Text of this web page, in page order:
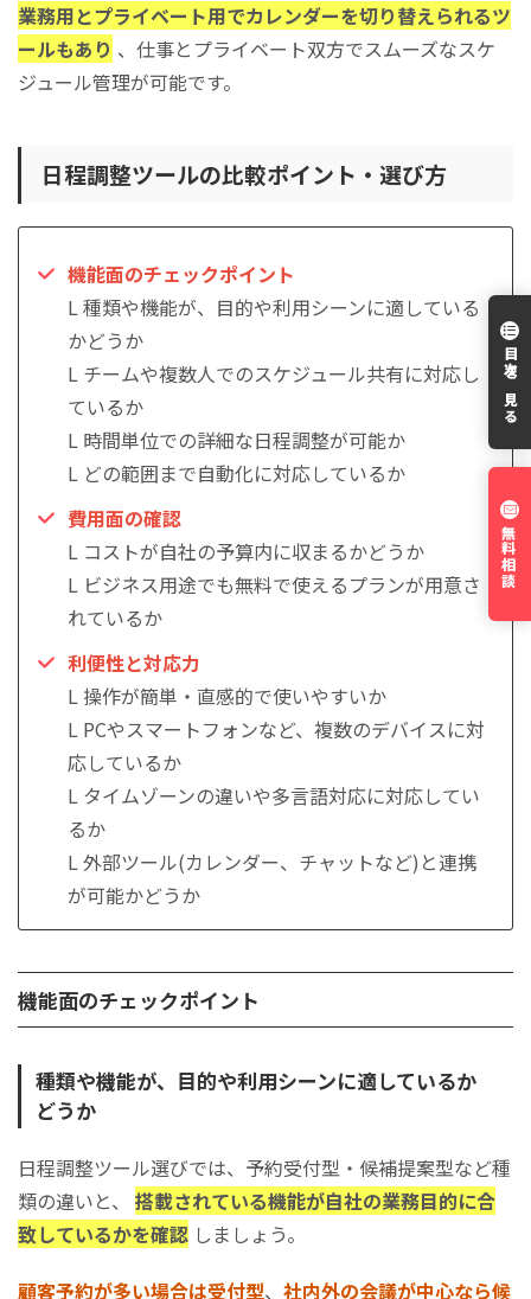
目次を見る
業務用とプライベート用でカレンダーを切り替えられるツ
ールもあり 、仕事とプライベート双方でスムーズなスケ
ジュール管理が可能です。
日程調整ツールの比較ポイント・選び方
機能面のチェックポイント
L 種類や機能が、目的や利用シーンに適している
かどうか
L チームや複数人でのスケジュール共有に対応し
ているか
L 時間単位での詳細な日程調整が可能か
L どの範囲まで自動化に対応しているか
費用面の確認
L コストが自社の予算内に収まるかどうか
L ビジネス用途でも無料で使えるプランが用意さ
れているか
利便性と対応力
L 操作が簡単・直感的で使いやすいか
L PCやスマートフォンなど、複数のデバイスに対
応しているか
L タイムゾーンの違いや多言語対応に対応してい
るか
L 外部ツール(カレンダー、チャットなど)と連携
が可能かどうか
機能面のチェックポイント
種類や機能が、目的や利用シーンに適しているか
どうか
日程調整ツール選びでは、予約受付型・候補提案型など種
類の違いと、 搭載されている機能が自社の業務目的に合
致しているかを確認 しましょう。
顧客予約が多い場合は受付型、 社内外の会議が中心なら候
無料相談